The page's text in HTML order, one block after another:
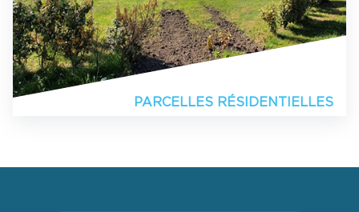
PARCELLES RÉSIDENTIELLES